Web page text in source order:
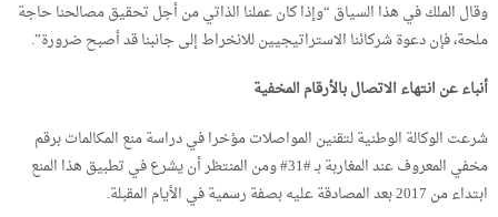
وقال الملك في هذا السياق “وإذا كان عملنا الذاتي من أجل تحقيق مصالحنا حاجة
ملحة، فإن دعوة شركائنا الاستراتيجيين للانخراط إلى جانبنا قد أصبح ضرورة”.
أنباء عن انتهاء الاتصال بالأرقام المخفية
شرعت الوكالة الوطنية لتقنين المواصلات مؤخرا في دراسة منع المكالمات برقم
مخفي المعروف عند المغاربة بـ #31# ومن المنتظر أن يشرع في تطبيق هذا المنع
ابتداء من 2017 بعد المصادقة عليه بصفة رسمية في الأيام المقبلة.